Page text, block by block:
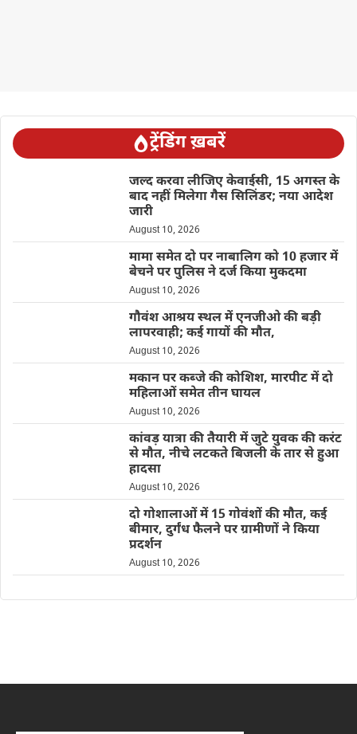
ट्रेंडिंग ख़बरें
जल्द करवा लीजिए केवाईसी, 15 अगस्त के
बाद नहीं मिलेगा गैस सिलिंडर; नया आदेश
जारी
August 10, 2026
मामा समेत दो पर नाबालिग को 10 हजार में
बेचने पर पुलिस ने दर्ज किया मुकदमा
August 10, 2026
गौवंश आश्रय स्थल में एनजीओ की बड़ी
लापरवाही; कई गायों की मौत,
August 10, 2026
मकान पर कब्जे की कोशिश, मारपीट में दो
महिलाओं समेत तीन घायल
August 10, 2026
कांवड़ यात्रा की तैयारी में जुटे युवक की करंट
से मौत, नीचे लटकते बिजली के तार से हुआ
हादसा
August 10, 2026
दो गोशालाओं में 15 गोवंशों की मौत, कई
बीमार, दुर्गंध फैलने पर ग्रामीणों ने किया
प्रदर्शन
August 10, 2026